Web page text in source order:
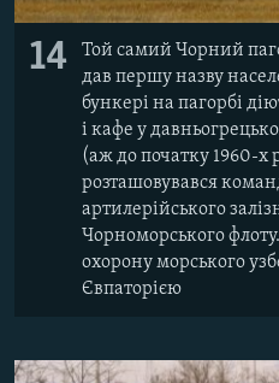
14
Той самий Чорний
дав першу назву
бункері на пагорбі
і кафе у
(аж до початку 1960-х
розташовувався
артилерійського
Чорноморського
охорону морського
Євпаторією